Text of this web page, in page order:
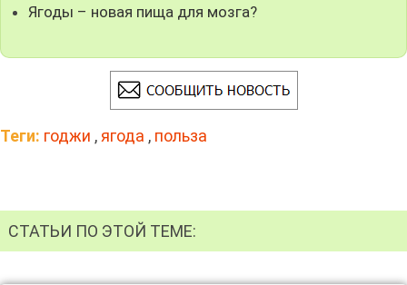
Ягоды – новая пища для мозга?
Теги: годжи , ягода , польза
СТАТЬИ ПО ЭТОЙ ТЕМЕ: